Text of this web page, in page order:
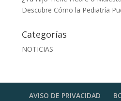
Descubre Cómo la Pediatría
Categorías
NOTICIAS
AVISO DE PRIVACIDAD